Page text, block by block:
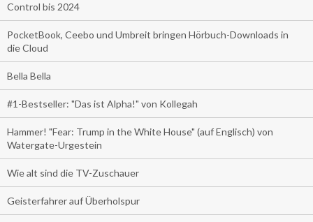
Control bis 2024
PocketBook, Ceebo und Umbreit bringen Hörbuch-Downloads in
die Cloud
Bella Bella
#1-Bestseller: "Das ist Alpha!" von Kollegah
Hammer! "Fear: Trump in the White House" (auf Englisch) von
Watergate-Urgestein
Wie alt sind die TV-Zuschauer
Geisterfahrer auf Überholspur